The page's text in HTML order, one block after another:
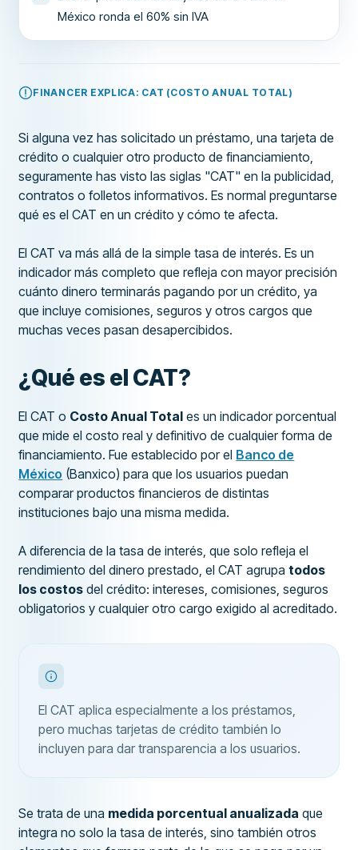
México ronda el 60% sin IVA
FINANCER EXPLICA: CAT (COSTO ANUAL TOTAL)
Si alguna vez has solicitado un préstamo, una tarjeta de
crédito o cualquier otro producto de financiamiento,
seguramente has visto las siglas "CAT" en la publicidad,
contratos o folletos informativos. Es normal preguntarse
qué es el CAT en un crédito y cómo te afecta.
El CAT va más allá de la simple tasa de interés. Es un
indicador más completo que refleja con mayor precisión
cuánto dinero terminarás pagando por un crédito, ya
que incluye comisiones, seguros y otros cargos que
muchas veces pasan desapercibidos.
¿Qué es el CAT?
El CAT o Costo Anual Total es un indicador porcentual
que mide el costo real y definitivo de cualquier forma de
financiamiento. Fue establecido por el Banco de
México (Banxico) para que los usuarios puedan
comparar productos financieros de distintas
instituciones bajo una misma medida.
A diferencia de la tasa de interés, que solo refleja el
rendimiento del dinero prestado, el CAT agrupatodos
los costos del crédito: intereses, comisiones, seguros
obligatorios y cualquier otro cargo exigido al acreditado.
El CAT aplica especialmente a los préstamos,
pero muchas tarjetas de crédito también lo
incluyen para dar transparencia a los usuarios.
Se trata de una medida porcentual anualizada que
integra no solo la tasa de interés, sino también otros